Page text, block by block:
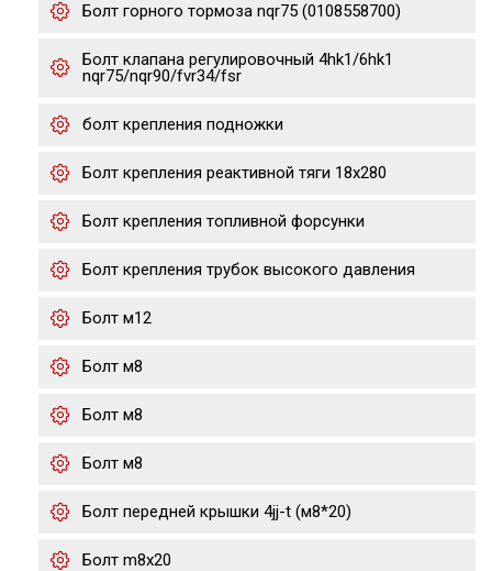
Болт горного тормоза nqr75 (0108558700)
Болт клапана регулировочный 4hk1/6hk1
nqr75/nqr90/fvr34/fsr
болт крепления подножки
Болт крепления реактивной тяги 18x280
Болт крепления топливной форсунки
Болт крепления трубок высокого давления
Болт м12
Болт м8
Болт м8
Болт м8
Болт передней крышки 4jj-t (м8*20)
Болт m8x20